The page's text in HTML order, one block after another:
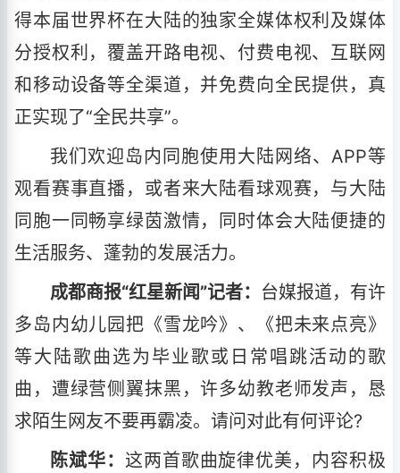
得本届世界杯在大陆的独家全媒体权利及媒体
分授权利，覆盖开路电视、付费电视、互联网
和移动设备等全渠道，并免费向全民提供，真
正实现了“全民共享”。
我们欢迎岛内同胞使用大陆网络、APP等
观看赛事直播，或者来大陆看球观赛，与大陆
同胞一同畅享绿茵激情，同时体会大陆便捷的
生活服务、蓬勃的发展活力。
成都商报“红星新闻”记者： 台媒报道，有许
多岛内幼儿园把《雪龙吟》、《把未来点亮》
等大陆歌曲选为毕业歌或日常唱跳活动的歌
曲，遭绿营侧翼抹黑，许多幼教老师发声，恳
求陌生网友不要再霸凌。请问对此有何评论?
陈斌华： 这两首歌曲旋律优美，内容积极